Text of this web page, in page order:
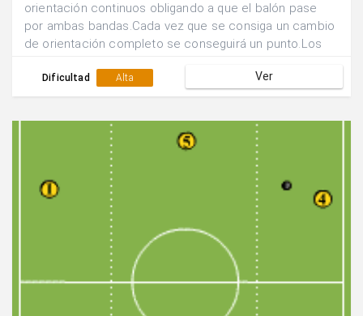
orientación continuos obligando a que el balón pase
por ambas bandas.Cada vez que se consiga un cambio
de orientación completo se conseguirá un punto.Los
jugadores atacantes.
Dificultad Alta Ver